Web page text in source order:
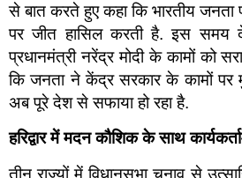
से बात करते हुए कहा कि भारतीय जनता
पर जीत हासिल करती है. इस
प्रधानमंत्री नरेंद्र मोदी के कामों को
कि जनता ने केंद्र सरकार के कामों पर
अब पूरे देश से सफाया हो रहा है.
हरिद्वार में मदन कौशिक के साथ
तीन राज्यों में विधानसभा चुनाव से